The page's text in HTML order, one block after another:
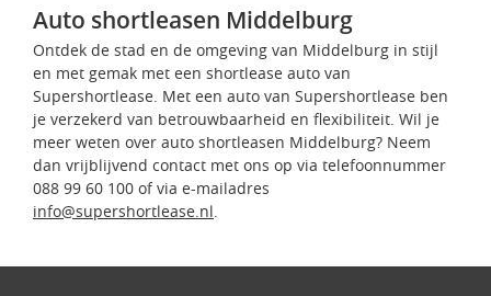
Auto shortleasen Middelburg
Ontdek de stad en de omgeving van Middelburg in stijl
en met gemak met een shortlease auto van
Supershortlease. Met een auto van Supershortlease ben
je verzekerd van betrouwbaarheid en flexibiliteit. Wil je
meer weten over auto shortleasen Middelburg? Neem
dan vrijblijvend contact met ons op via telefoonnummer
088 99 60 100 of via e-mailadres
info@supershortlease.nl.